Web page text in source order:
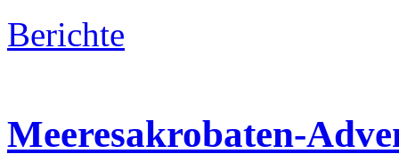
Berichte
Meeresakrobaten-